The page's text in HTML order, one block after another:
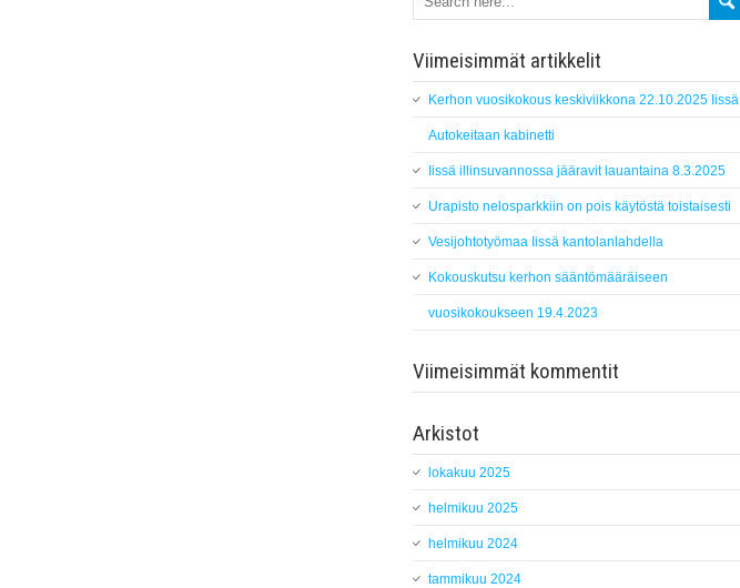
Viimeisimmät artikkelit
Kerhon vuosikokous keskiviikkona 22.10.2025 Iissä
Autokeitaan kabinetti
Iissä illinsuvannossa jääravit lauantaina 8.3.2025
Urapisto nelosparkkiin on pois käytöstä toistaisesti
Vesijohtotyömaa Iissä kantolanlahdella
Kokouskutsu kerhon sääntömääräiseen
vuosikokoukseen 19.4.2023
Viimeisimmät kommentit
Arkistot
lokakuu 2025
helmikuu 2025
helmikuu 2024
tammikuu 2024